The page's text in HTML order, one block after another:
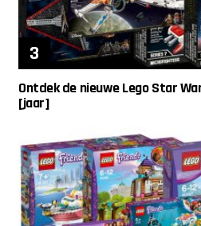
Ontdek de nieuwe Lego Star
[jaar]